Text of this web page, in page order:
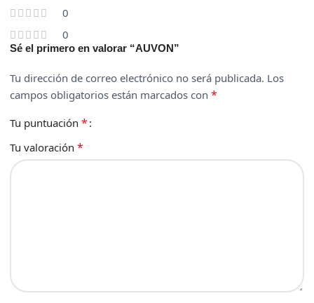
0
0
Sé el primero en valorar “AUVON”
Tu dirección de correo electrónico no será publicada. Los
campos obligatorios están marcados con *
Tu puntuación *
Tu valoración *